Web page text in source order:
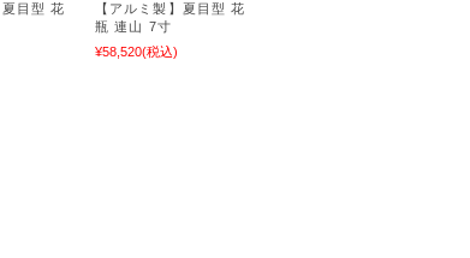
夏目型 花
【アルミ製】夏目型 花
瓶 連山 7寸
¥58,520(税込)